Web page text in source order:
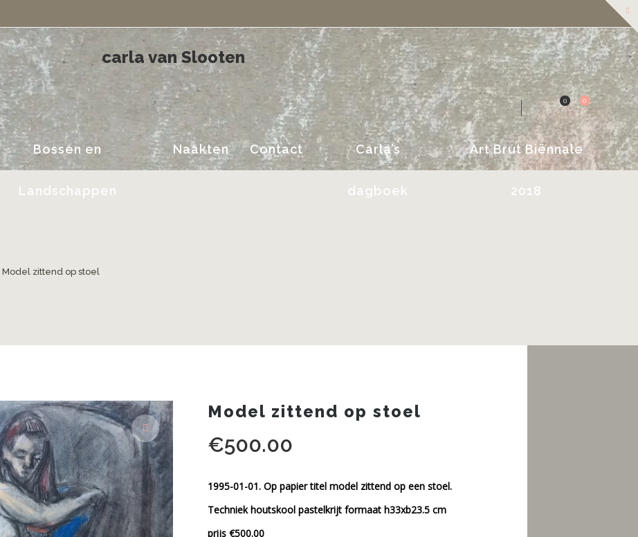
carla van Slooten
0
0
Bossen en
Landschappen
Naakten Contact Carla’s
dagboek
Art Brut Biënnale
2018
| Model zittend op stoel
Model zittend op stoel
€500.00
1995-01-01. Op papier titel model zittend op een stoel.
Techniek houtskool pastelkrijt formaat h33xb23.5 cm
prijs €500.00